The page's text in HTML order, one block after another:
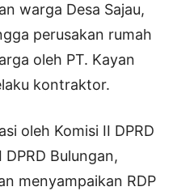
warga Desa Sajau,
perusakan rumah
oleh PT. Kayan
kontraktor.
oleh Komisi II DPRD
Bulungan,
menyampaikan RDP